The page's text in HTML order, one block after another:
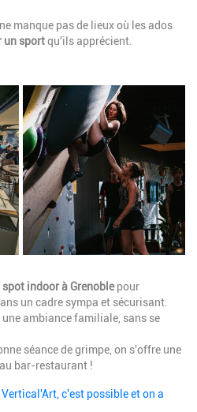
manque pas de lieux où les ados
un sportqu'ils apprécient.
spot indoor à Grenoblepour
un cadre sympa et sécurisant.
ambiance familiale, sans se
séance de grimpe, on s'offre une
bar-restaurant !
c'est possible et on a